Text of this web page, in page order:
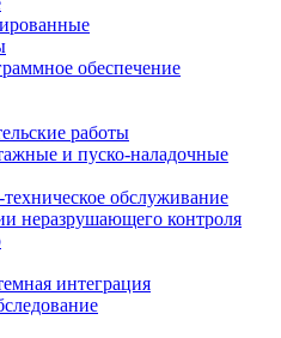
обеспечение
работы
и пуско-наладочные
обслуживание
неразрушающего контроля
интеграция